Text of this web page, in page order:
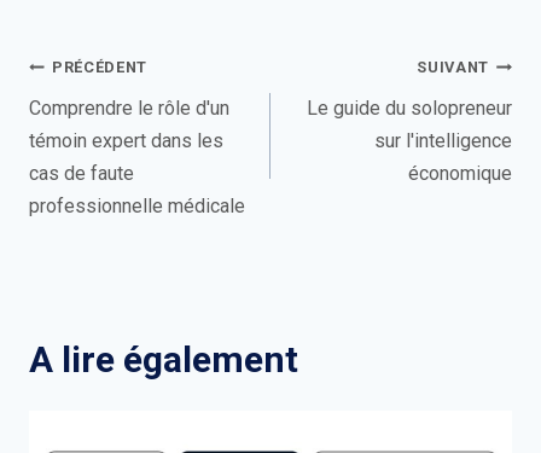
Navigation
de
l’article
PRÉCÉDENT
Comprendre le rôle d'un
témoin expert dans les
cas de faute
professionnelle médicale
SUIVANT
Le guide du solopreneur
sur l'intelligence
économique
A lire également